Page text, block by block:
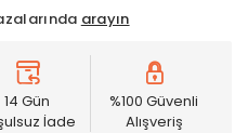
arayın
14 Gün
İade
%100 Güvenli
Alışveriş